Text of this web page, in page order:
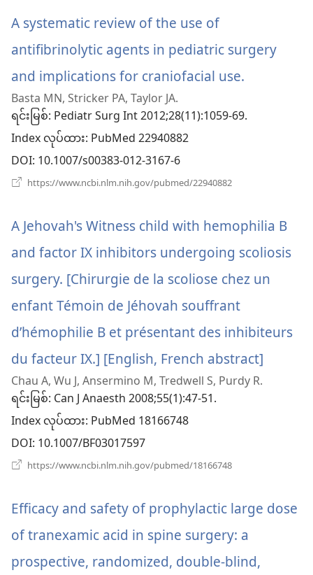
တယ်)
င့်
နေ
ပါ
တယ်)
A systematic review of the use of
antifibrinolytic agents in pediatric surgery
and implications for craniofacial use.
တယ်)
Basta MN, Stricker PA, Taylor JA.
ရင်းမြစ်‎: Pediatr Surg Int 2012;28(11):1059-69.
Index လုပ်ထား‎: PubMed 22940882
DOI‎: 10.1007/s00383-012-3167-6
https://www.ncbi.nlm.nih.gov/pubmed/22940882
နေ
တယ်)
A Jehovah's Witness child with hemophilia B
and factor IX inhibitors undergoing scoliosis
surgery. [Chirurgie de la scoliose chez un
enfant Témoin de Jéhovah souffrant
d’hémophilie B et présentant des inhibiteurs
du facteur IX.] [English, French abstract]
တယ်)
Chau A, Wu J, Ansermino M, Tredwell S, Purdy R.
ရင်းမြစ်‎: Can J Anaesth 2008;55(1):47-51.
Index လုပ်ထား‎: PubMed 18166748
DOI‎: 10.1007/BF03017597
https://www.ncbi.nlm.nih.gov/pubmed/18166748
င့်
နေ
တယ်)
Efficacy and safety of prophylactic large dose
of tranexamic acid in spine surgery: a
prospective, randomized, double-blind,